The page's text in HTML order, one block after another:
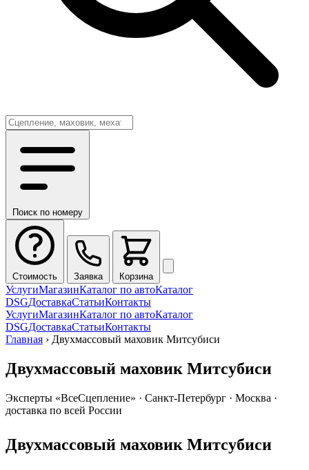
Поиск по номеру
Стоимость Заявка Корзина
УслугиМагазинКаталог по автоКаталог
DSGДоставкаСтатьиКонтакты
УслугиМагазинКаталог по автоКаталог
DSGДоставкаСтатьиКонтакты
Главная › Двухмассовый маховик Митсубиси
Двухмассовый маховик Митсубиси
Эксперты «ВсеСцепление» · Санкт-Петербург · Москва ·
доставка по всей России
Двухмассовый маховик Митсубиси